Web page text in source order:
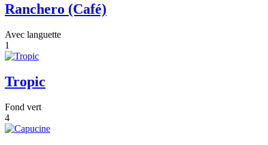
Ranchero (Café)
Avec languette
1
Tropic
Fond vert
4